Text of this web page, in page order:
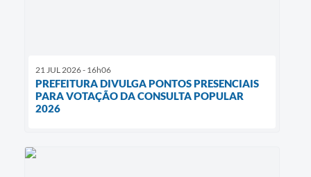
21 JUL 2026 - 16h06
PREFEITURA DIVULGA PONTOS PRESENCIAIS
PARA VOTAÇÃO DA CONSULTA POPULAR
2026